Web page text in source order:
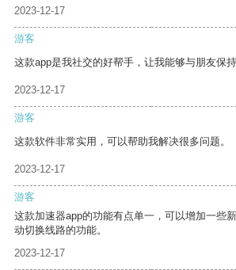
2023-12-17
游客
这款app是我社交的好帮手，让我能够与朋友保
2023-12-17
游客
这款软件非常实用，可以帮助我解决很多问题。
2023-12-17
游客
这款加速器app的功能有点单一，可以增加一些
动切换线路的功能。
2023-12-17